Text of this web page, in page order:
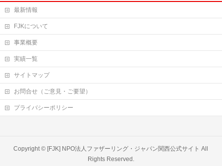
最新情報
FJKについて
事業概要
実績一覧
サイトマップ
お問合せ（ご意見・ご要望）
プライバシーポリシー
Copyright © [FJK] NPO法人ファザーリング・ジャパン関西公式サイト All
Rights Reserved.